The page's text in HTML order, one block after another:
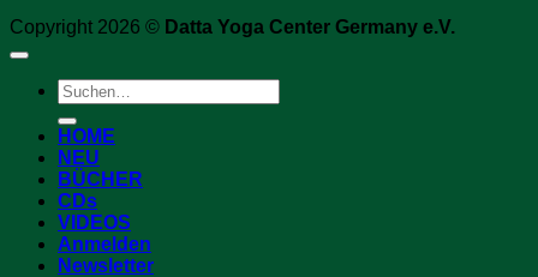
Copyright 2026 © Datta Yoga Center Germany e.V.
Suchen
nach:
HOME
NEU
BÜCHER
CDs
VIDEOS
Anmelden
Newsletter